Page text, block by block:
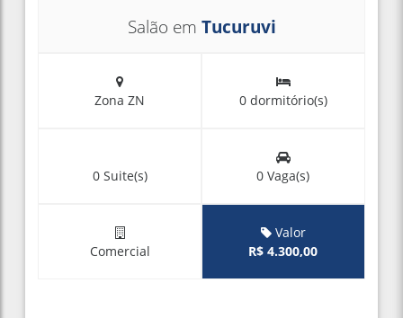
Salão em Tucuruvi
Zona ZN 0 dormitório(s)
0 Suite(s) 0 Vaga(s)
Comercial
Valor
R$ 4.300,00